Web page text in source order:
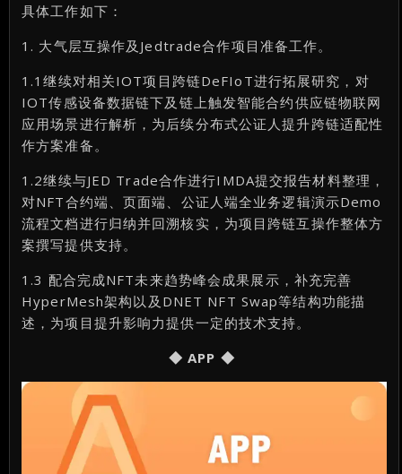
具体工作如下：
1. 大气层互操作及Jedtrade合作项目准备工作。
1.1继续对相关IOT项目跨链DeFIoT进行拓展研究，对
IOT传感设备数据链下及链上触发智能合约供应链物联网
应用场景进行解析，为后续分布式公证人提升跨链适配性
作方案准备。
1.2继续与JED Trade合作进行IMDA提交报告材料整理，
对NFT合约端、页面端、公证人端全业务逻辑演示Demo
流程文档进行归纳并回溯核实，为项目跨链互操作整体方
案撰写提供支持。
1.3 配合完成NFT未来趋势峰会成果展示，补充完善
HyperMesh架构以及DNET NFT Swap等结构功能描
述，为项目提升影响力提供一定的技术支持。
◆ APP ◆